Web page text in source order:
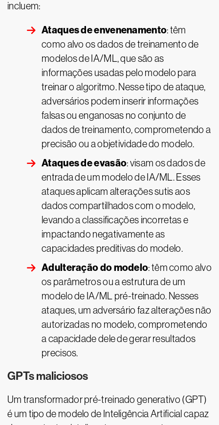
incluem:
Ataques de envenenamento: têm
como alvo os dados de treinamento de
modelos de IA/ML, que são as
informações usadas pelo modelo para
treinar o algoritmo. Nesse tipo de ataque,
adversários podem inserir informações
falsas ou enganosas no conjunto de
dados de treinamento, comprometendo a
precisão ou a objetividade do modelo.
Ataques de evasão: visam os dados de
entrada de um modelo de IA/ML. Esses
ataques aplicam alterações sutis aos
dados compartilhados com o modelo,
levando a classificações incorretas e
impactando negativamente as
capacidades preditivas do modelo.
Adulteração do modelo: têm como alvo
os parâmetros ou a estrutura de um
modelo de IA/ML pré-treinado. Nesses
ataques, um adversário faz alterações não
autorizadas no modelo, comprometendo
a capacidade dele de gerar resultados
precisos.
GPTs maliciosos
Um transformador pré-treinado generativo (GPT)
é um tipo de modelo de Inteligência Artificial capaz